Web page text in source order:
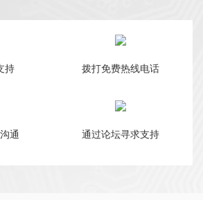
持 拨打免费热线电话
通 通过论坛寻求支持